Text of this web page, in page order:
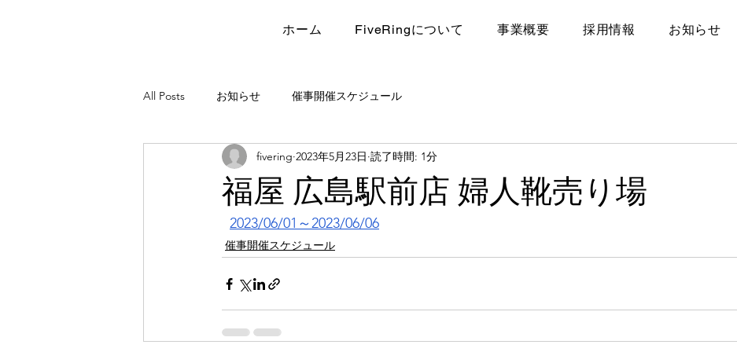
ホーム FiveRingについて ​事業概要 採用情報 お知らせ
All Posts お知らせ 催事開催スケジュール
福屋 広島駅前店 婦人靴売り場
fivering 2023年5月23日 読了時間: 1分
2023/06/01～2023/06/06
催事開催スケジュール